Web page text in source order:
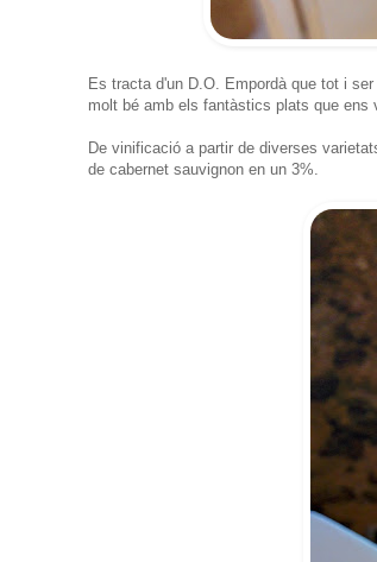
Es tracta d'un D.O. Empordà que tot i
molt bé amb els fantàstics plats que ens
De vinificació a partir de diverses
de cabernet sauvignon en un 3%.